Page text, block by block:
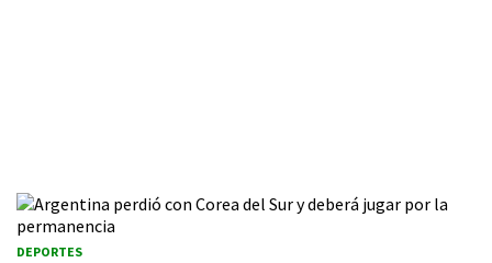
DEPORTES